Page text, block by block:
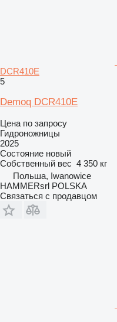
DCR410E
5
Demoq DCR410E
Цена по запросу
Гидроножницы
2025
Состояние новый
Собственный вес 4 350 кг
Польша, Iwanowice
HAMMERsrl POLSKA
Связаться с продавцом